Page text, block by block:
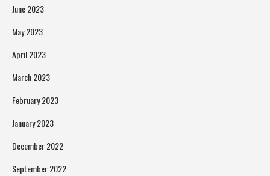
June 2023
May 2023
April 2023
March 2023
February 2023
January 2023
December 2022
September 2022